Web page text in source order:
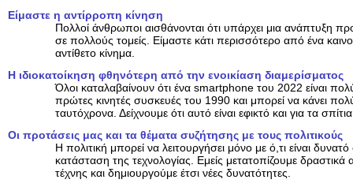
Είμαστε η αντίρροπη κίνηση
Πολλοί άνθρωποι αισθάνονται ότι υπάρχει μια ανάπτυξη
σε πολλούς τομείς. Είμαστε κάτι περισσότερο από ένα
αντίθετο κίνημα.
Η ιδιοκατοίκηση φθηνότερη από την ενοικίαση διαμερίσματος
Όλοι καταλαβαίνουν ότι ένα smartphone του 2022 είναι
πρώτες κινητές συσκευές του 1990 και μπορεί να κάνει
ταυτόχρονα. Δείχνουμε ότι αυτό είναι εφικτό και για τα
Οι προτάσεις μας και τα θέματα συζήτησης με τους πολιτικούς
Η πολιτική μπορεί να λειτουργήσει μόνο με ό,τι είναι
κατάσταση της τεχνολογίας. Εμείς μετατοπίζουμε
τέχνης και δημιουργούμε έτσι νέες δυνατότητες.